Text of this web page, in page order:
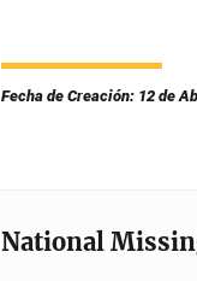
Fecha de Creación: 12 de
National